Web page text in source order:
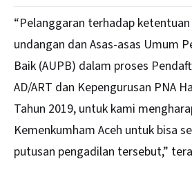
“Pelanggaran terhadap
undangan dan Asas-asas Umum
Baik (AUPB) dalam proses
AD/ART dan Kepengurusan PNA
Tahun 2019, untuk kami
Kemenkumham Aceh untuk bisa
putusan pengadilan tersebut,”